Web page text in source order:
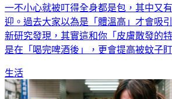
一不小心就被叮得全身都是包，其中又
迎。過去大家以為是「體溫高」才會吸
新研究發現，其實這和你「皮膚散發的
是在「喝完啤酒後」，更會提高被蚊子
生活